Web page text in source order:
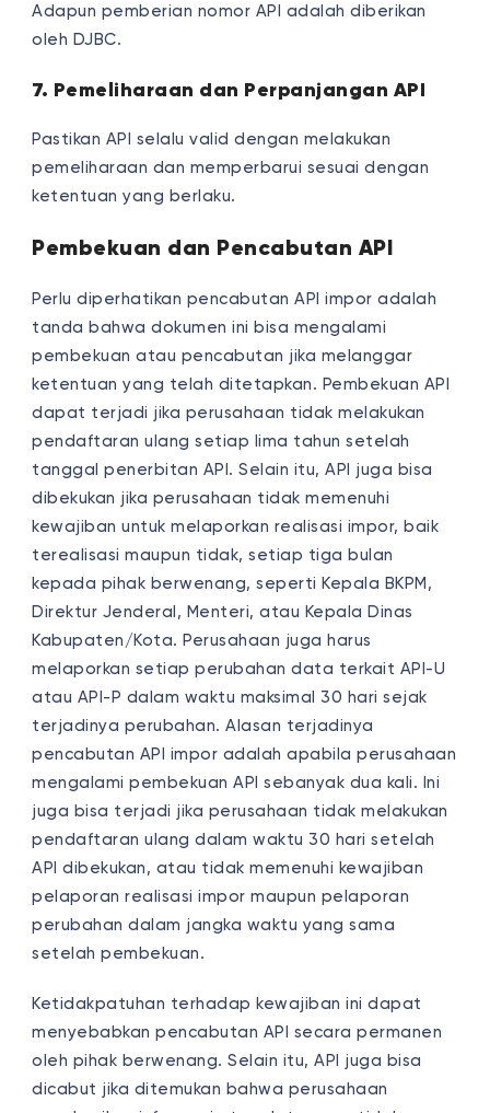
Adapun pemberian nomor API adalah diberikan
oleh DJBC.
7. Pemeliharaan dan Perpanjangan API
Pastikan API selalu valid dengan melakukan
pemeliharaan dan memperbarui sesuai dengan
ketentuan yang berlaku.
Pembekuan dan Pencabutan API
Perlu diperhatikan pencabutan API impor adalah
tanda bahwa dokumen ini bisa mengalami
pembekuan atau pencabutan jika melanggar
ketentuan yang telah ditetapkan. Pembekuan API
dapat terjadi jika perusahaan tidak melakukan
pendaftaran ulang setiap lima tahun setelah
tanggal penerbitan API. Selain itu, API juga bisa
dibekukan jika perusahaan tidak memenuhi
kewajiban untuk melaporkan realisasi impor, baik
terealisasi maupun tidak, setiap tiga bulan
kepada pihak berwenang, seperti Kepala BKPM,
Direktur Jenderal, Menteri, atau Kepala Dinas
Kabupaten/Kota. Perusahaan juga harus
melaporkan setiap perubahan data terkait API-U
atau API-P dalam waktu maksimal 30 hari sejak
terjadinya perubahan. Alasan terjadinya
pencabutan API impor adalah apabila perusahaan
mengalami pembekuan API sebanyak dua kali. Ini
juga bisa terjadi jika perusahaan tidak melakukan
pendaftaran ulang dalam waktu 30 hari setelah
API dibekukan, atau tidak memenuhi kewajiban
pelaporan realisasi impor maupun pelaporan
perubahan dalam jangka waktu yang sama
setelah pembekuan.
Ketidakpatuhan terhadap kewajiban ini dapat
menyebabkan pencabutan API secara permanen
oleh pihak berwenang. Selain itu, API juga bisa
dicabut jika ditemukan bahwa perusahaan